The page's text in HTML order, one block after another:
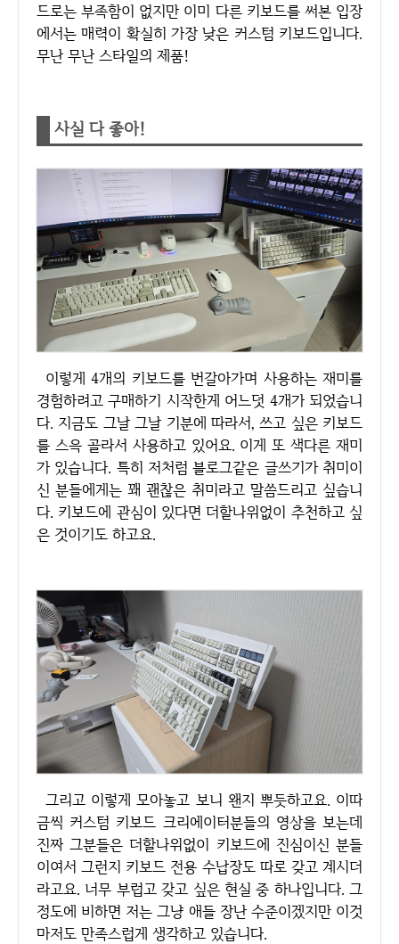
드로는 부족함이 없지만 이미 다른 키보드를 써본 입장
에서는 매력이 확실히 가장 낮은 커스텀 키보드입니다.
무난 무난 스타일의 제품!
사실 다 좋아!
이렇게 4개의 키보드를 번갈아가며 사용하는 재미를
경험하려고 구매하기 시작한게 어느덧 4개가 되었습니
다. 지금도 그날 그날 기분에 따라서, 쓰고 싶은 키보드
를 스윽 골라서 사용하고 있어요. 이게 또 색다른 재미
가 있습니다. 특히 저처럼 블로그같은 글쓰기가 취미이
신 분들에게는 꽤 괜찮은 취미라고 말씀드리고 싶습니
다. 키보드에 관심이 있다면 더할나위없이 추천하고 싶
은 것이기도 하고요.
그리고 이렇게 모아놓고 보니 왠지 뿌듯하고요. 이따
금씩 커스텀 키보드 크리에이터분들의 영상을 보는데
진짜 그분들은 더할나위없이 키보드에 진심이신 분들
이여서 그런지 키보드 전용 수납장도 따로 갖고 계시더
라고요. 너무 부럽고 갖고 싶은 현실 중 하나입니다. 그
정도에 비하면 저는 그냥 애들 장난 수준이겠지만 이것
마저도 만족스럽게 생각하고 있습니다.